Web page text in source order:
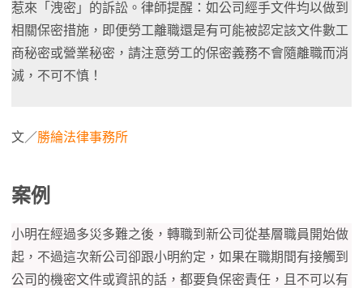
惹來「洩密」的訴訟。律師提醒：如公司經手文件均以做到
相關保密措施，即便勞工離職還是有可能被認定該文件數工
商秘密或營業秘密，請注意勞工的保密義務不會隨離職而消
滅，不可不慎！
文／勝綸法律事務所
案例
小明在經過多災多難之後，轉職到新公司從基層職員開始做
起，不過這次新公司卻跟小明約定，如果在職期間有接觸到
公司的機密文件或資訊的話，都要負保密責任，且不可以有